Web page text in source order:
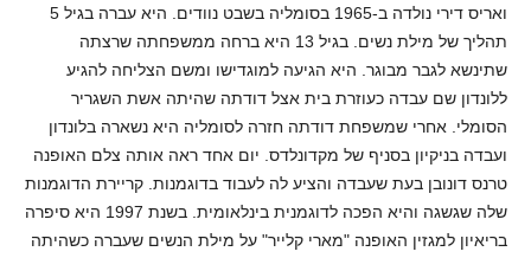
ואריס דירי נולדה ב-1965 בסומליה בשבט נוודים. היא עברה בגיל 5
תהליך של מילת נשים. בגיל 13 היא ברחה ממשפחתה שרצתה
שתינשא לגבר מבוגר. היא הגיעה למוגדישו ומשם הצליחה להגיע
ללונדון שם עבדה כעוזרת בית אצל דודתה שהיתה אשת השגריר
הסומלי. אחרי שמשפחת דודתה חזרה לסומליה היא נשארה בלונדון
ועבדה בניקיון בסניף של מקדונלדס. יום אחד ראה אותה צלם האופנה
טרנס דונובן בעת שעבדה והציע לה לעבוד בדוגמנות. קריירת הדוגמנות
שלה שגשגה והיא הפכה לדוגמנית בינלאומית. בשנת 1997 היא סיפרה
בריאיון למגזין האופנה "מארי קלייר" על מילת הנשים שעברה כשהיתה